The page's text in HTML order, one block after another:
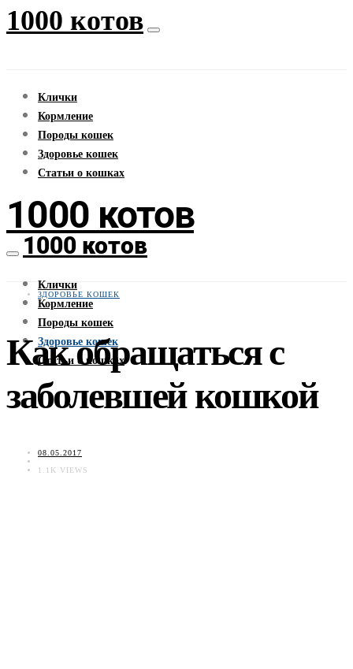
1000 котов
Клички
Кормление
Породы кошек
Здоровье кошек
Статьи о кошках
1000 котов
1000 котов
Клички
Кормление
Породы кошек
Здоровье кошек
Статьи о кошках
ЗДОРОВЬЕ КОШЕК
Как обращаться с
заболевшей кошкой
08.05.2017
1.1K VIEWS